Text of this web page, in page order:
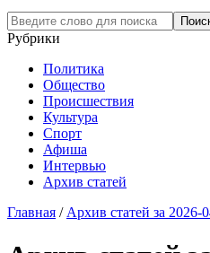
Рубрики
Политика
Общество
Проиcшествия
Культура
Спорт
Афиша
Интервью
Архив статей
Главная / Архив статей за 2026-